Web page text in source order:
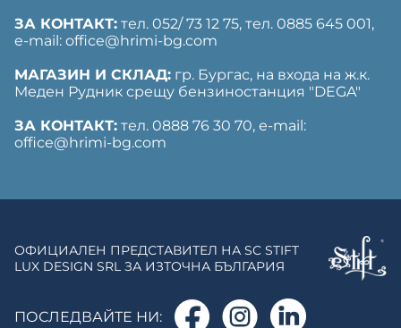
ЗА КОНТАКТ: тел. 052/ 73 12 75, тел. ‎0885 645 001,
е-mail: office@hrimi-bg.com
МАГАЗИН И СКЛАД: гр. Бургас, на входа на ж.к.
Меден Рудник срещу бензиностанция "DEGA"
ЗА КОНТАКТ: тел. 0888 76 30 70, е-mail:
office@hrimi-bg.com
ОФИЦИАЛЕН ПРЕДСТАВИТЕЛ НА SC STIFT
LUX DESIGN SRL ЗА ИЗТОЧНА БЪЛГАРИЯ
ПОСЛЕДВАЙТЕ НИ: